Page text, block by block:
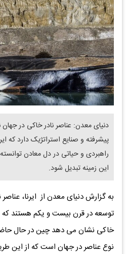
دنیای معدن: عناصر نادر خاکی در
پیشرفته و صنایع استراتژیک دارد که
راهبردی و حیاتی در دل معادن
این زمینه تبدیل شود.
به گزارش دنیای معدن از ایرنا،
توسعه در قرن بیست و یکم هستند که
خاکی نشان می دهد چین در حال حاضر
نوع عناصر در جهان است که از این